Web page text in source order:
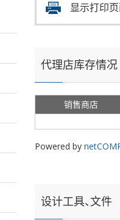
显示打印
代理店库存情况
销售商店
Powered by
设计工具、文件